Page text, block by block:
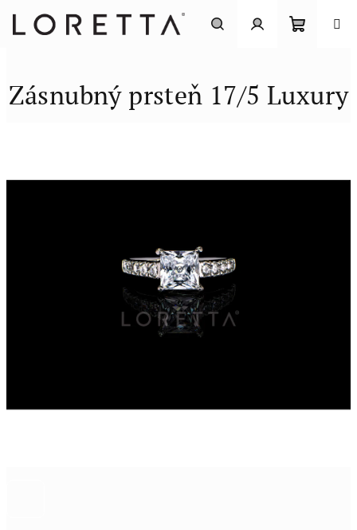
obsah
košík
Zásnubný prsteň 17/5 Luxury